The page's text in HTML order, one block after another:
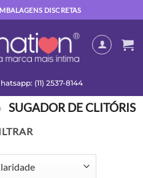
DISCRETAS
(11) 2537-8144
SUGADOR DE CLITÓRIS